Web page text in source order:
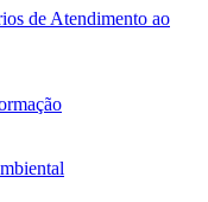
de Atendimento ao